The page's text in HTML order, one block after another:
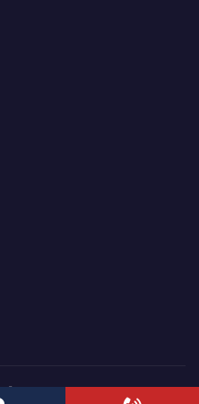
IEB TOUS DROITS